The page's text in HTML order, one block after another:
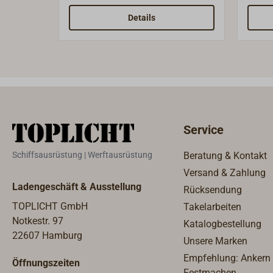
Details
Schiffsausrüstung | Werftausrüstung
Ladengeschäft & Ausstellung
TOPLICHT GmbH
Notkestr. 97
22607 Hamburg
Öffnungszeiten
Service
Beratung & Kontakt
Versand & Zahlung
Rücksendung
Takelarbeiten
Katalogbestellung
Unsere Marken
Empfehlung: Ankern